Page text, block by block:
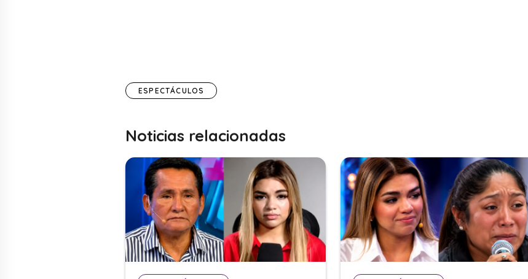
ESPECTÁCULOS
Noticias relacionadas